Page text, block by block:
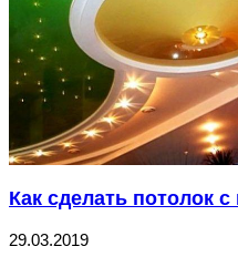
Как сделать потолок с
29.03.2019